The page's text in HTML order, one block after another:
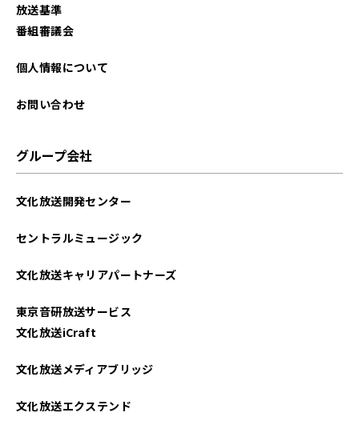
放送基準
番組審議会
個人情報について
お問い合わせ
グループ会社
文化放送開発センター
セントラルミュージック
文化放送キャリアパートナーズ
東京音研放送サービス
文化放送iCraft
文化放送メディアブリッジ
文化放送エクステンド